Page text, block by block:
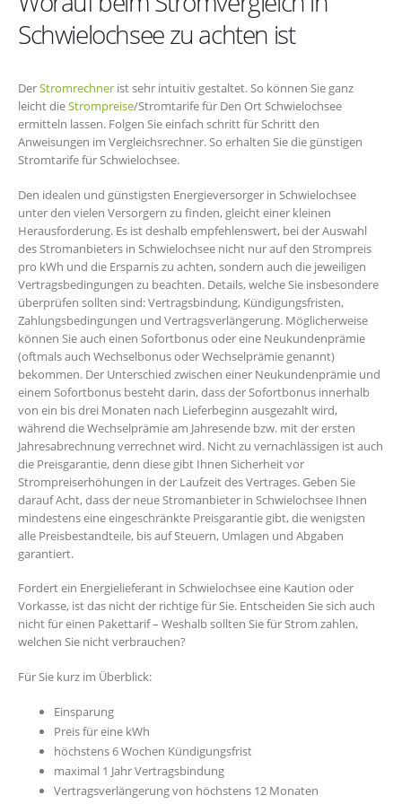
Schwielochsee zu achten ist
DerStromrechner ist sehr intuitiv gestaltet. So können Sie ganz
leicht dieStrompreise/Stromtarife für Den Ort Schwielochsee
ermitteln lassen. Folgen Sie einfach schritt für Schritt den
Anweisungen im Vergleichsrechner. So erhalten Sie die günstigen
Stromtarife für Schwielochsee.
Den idealen und günstigsten Energieversorger in Schwielochsee
unter den vielen Versorgern zu finden, gleicht einer kleinen
Herausforderung. Es ist deshalb empfehlenswert, bei der Auswahl
des Stromanbieters in Schwielochsee nicht nur auf den Strompreis
pro kWh und die Ersparnis zu achten, sondern auch die jeweiligen
Vertragsbedingungen zu beachten. Details, welche Sie insbesondere
überprüfen sollten sind: Vertragsbindung, Kündigungsfristen,
Zahlungsbedingungen und Vertragsverlängerung. Möglicherweise
können Sie auch einen Sofortbonus oder eine Neukundenprämie
(oftmals auch Wechselbonus oder Wechselprämie genannt)
bekommen. Der Unterschied zwischen einer Neukundenprämie und
einem Sofortbonus besteht darin, dass der Sofortbonus innerhalb
von ein bis drei Monaten nach Lieferbeginn ausgezahlt wird,
während die Wechselprämie am Jahresende bzw. mit der ersten
Jahresabrechnung verrechnet wird. Nicht zu vernachlässigen ist auch
die Preisgarantie, denn diese gibt Ihnen Sicherheit vor
Strompreiserhöhungen in der Laufzeit des Vertrages. Geben Sie
darauf Acht, dass der neue Stromanbieter in Schwielochsee Ihnen
mindestens eine eingeschränkte Preisgarantie gibt, die wenigsten
alle Preisbestandteile, bis auf Steuern, Umlagen und Abgaben
garantiert.
Fordert ein Energielieferant in Schwielochsee eine Kaution oder
Vorkasse, ist das nicht der richtige für Sie. Entscheiden Sie sich auch
nicht für einen Pakettarif – Weshalb sollten Sie für Strom zahlen,
welchen Sie nicht verbrauchen?
Für Sie kurz im Überblick:
Einsparung
Preis für eine kWh
höchstens 6 Wochen Kündigungsfrist
maximal 1 Jahr Vertragsbindung
Vertragsverlängerung von höchstens 12 Monaten